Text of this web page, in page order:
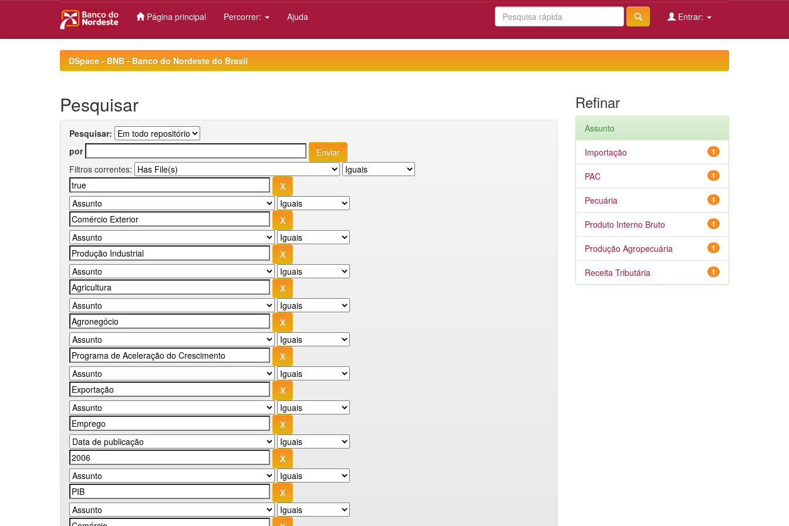
Página principal Percorrer: Ajuda Entrar:
DSpace - BNB - Banco do Nordeste do Brasil
Pesquisar
Pesquisar:
por
Filtros correntes:
Refinar
Assunto
1
Importação
1
PAC
1
Pecuária
1
Produto Interno Bruto
1
Produção Agropecuária
1
Receita Tributária